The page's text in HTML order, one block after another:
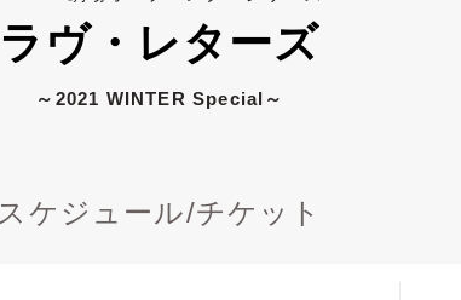
ラヴ・レターズ
～2021 WINTER Special～
スケジュール/チケット